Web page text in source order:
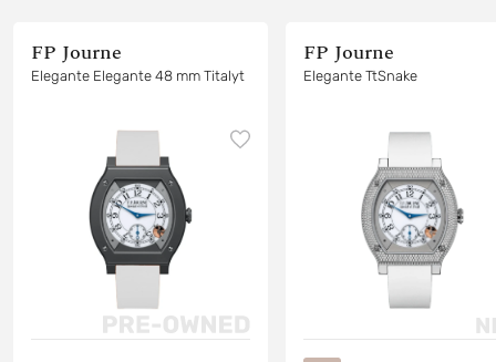
FP Journe
Elegante Elegante 48 mm Titalyt
FP Journe
Elegante TtSnake